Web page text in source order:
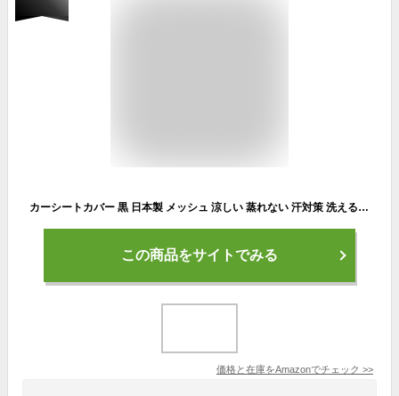
カーシートカバー 黒 日本製 メッシュ 涼しい 蒸れない 汗対策 洗える (黒メッシュ 1枚入り)
この商品をサイトでみる
価格と在庫をAmazonでチェック >>